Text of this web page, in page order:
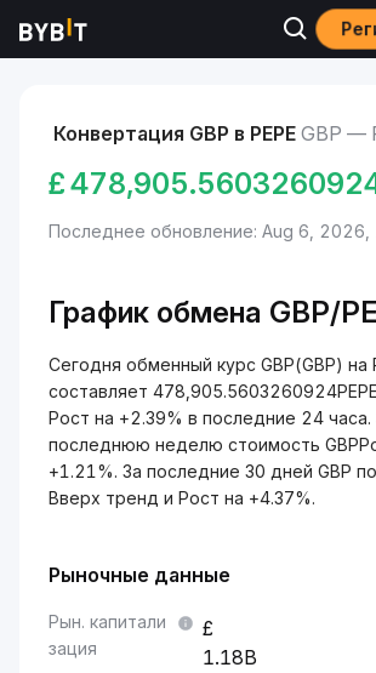
Рынки GBP to Pepe
Конвертация GBP в PEPE GBP —
£
Последнее обновление: Aug 6, 2026,
График обмена GBP/
Сегодня обменный курс GBP(GBP) на
составляет
Рост на +2.39% в последние 24 часа.
последнюю неделю стоимость
+1.21%. За последние 30 дней GBP
Вверх тренд и Рост на +4.37%.
Рыночные данные
Рын. капитали
зация
1.18B